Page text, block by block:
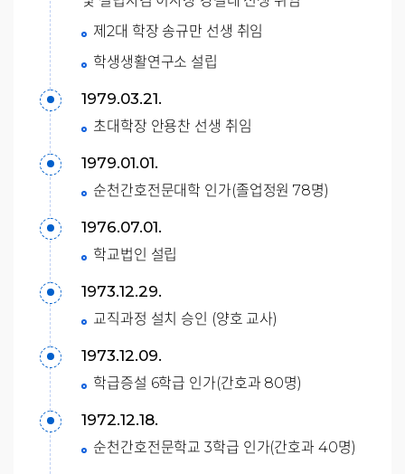
제2대 학장 송규만 선생 취임
학생생활연구소 설립
1979.03.21.
초대학장 안용찬 선생 취임
1979.01.01.
순천간호전문대학 인가(졸업정원 78명)
1976.07.01.
학교법인 설립
1973.12.29.
교직과정 설치 승인 (양호 교사)
1973.12.09.
학급증설 6학급 인가(간호과 80명)
1972.12.18.
순천간호전문학교 3학급 인가(간호과 40명)